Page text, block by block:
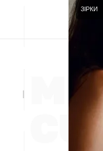
ЗІРКИ